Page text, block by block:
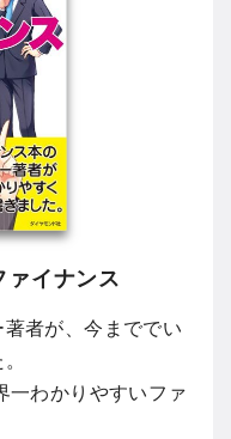
イナンス
者が、今まででい
一わかりやすいファ